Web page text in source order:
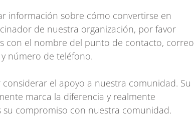
información sobre cómo convertirse en
de nuestra organización, por favor
con el nombre del punto de contacto, correo
número de teléfono.
considerar el apoyo a nuestra comunidad. Su
marca la diferencia y realmente
su compromiso con nuestra comunidad.